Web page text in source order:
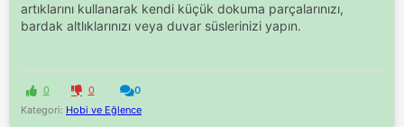
artıklarını kullanarak kendi küçük dokuma parçalarınızı,
bardak altlıklarınızı veya duvar süslerinizi yapın.
0 0
0
Kategori: Hobi ve Eğlence